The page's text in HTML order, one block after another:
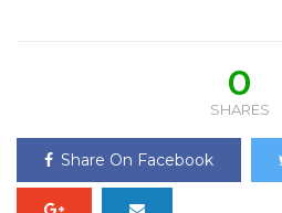
0
SHARES
Share On Facebook